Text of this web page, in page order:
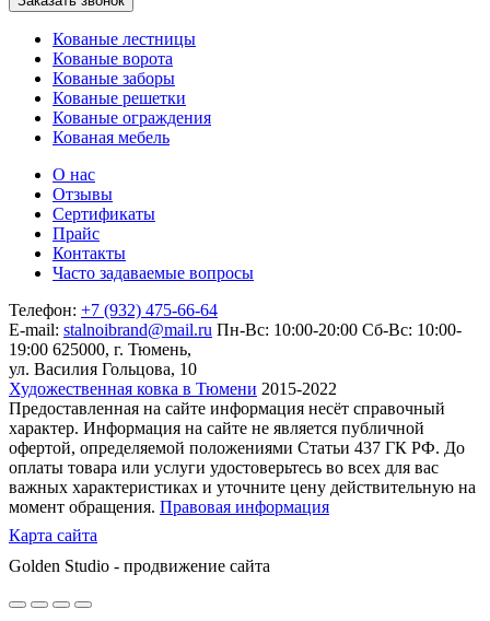
Кованые лестницы
Кованые ворота
Кованые заборы
Кованые решетки
Кованые ограждения
Кованая мебель
О нас
Отзывы
Сертификаты
Прайс
Контакты
Часто задаваемые вопросы
Телефон: +7 (932) 475-66-64
E-mail: stalnoibrand@mail.ru Пн-Вс: 10:00-20:00 Сб-Вс: 10:00-
19:00 625000, г. Тюмень,
ул. Василия Гольцова, 10
Художественная ковка в Тюмени 2015-2022
Предоставленная на сайте информация несёт справочный
характер. Информация на сайте не является публичной
офертой, определяемой положениями Статьи 437 ГК РФ. До
оплаты товара или услуги удостоверьтесь во всех для вас
важных характеристиках и уточните цену действительную на
момент обращения. Правовая информация
Карта сайта
Golden Studio - продвижение сайта